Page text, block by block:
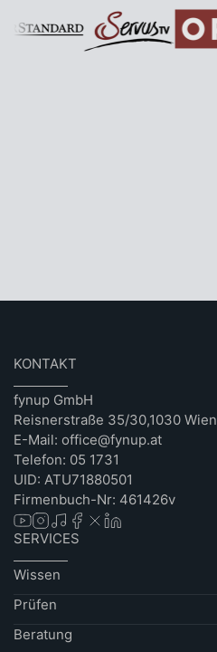
KONTAKT
fynup GmbH
Reisnerstraße 35/30,1030 Wien
E-Mail: office@fynup.at
Telefon: 05 1731
UID: ATU71880501
Firmenbuch-Nr: 461426v
SERVICES
Wissen
Prüfen
Beratung